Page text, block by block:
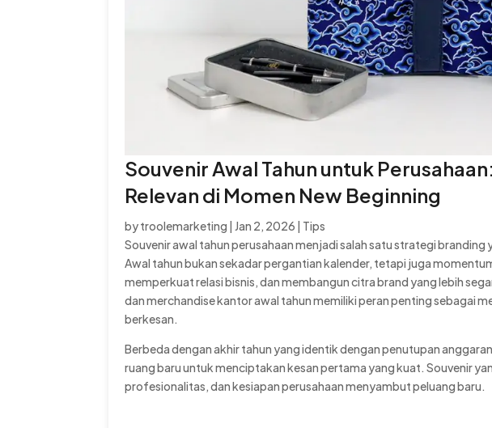
Souvenir Awal Tahun untuk
Relevan di Momen New Beginning
bytroolemarketing | Jan 2, 2026 | Tips
Souvenir awal tahun perusahaan menjadi salah satu strategi branding
Awal tahun bukan sekadar pergantian kalender, tetapi juga
memperkuat relasi bisnis, dan membangun citra brand yang lebih
dan merchandise kantor awal tahun memiliki peran penting sebagai
berkesan.
Berbeda dengan akhir tahun yang identik dengan penutupan
ruang baru untuk menciptakan kesan pertama yang kuat. Souvenir
profesionalitas, dan kesiapan perusahaan menyambut peluang baru.